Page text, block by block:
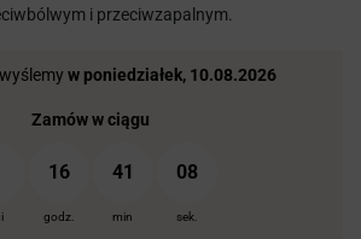
i przeciwzapalnym.
w poniedziałek, 10.08.2026
Zamów w ciągu
16 41 08
godz. min sek.